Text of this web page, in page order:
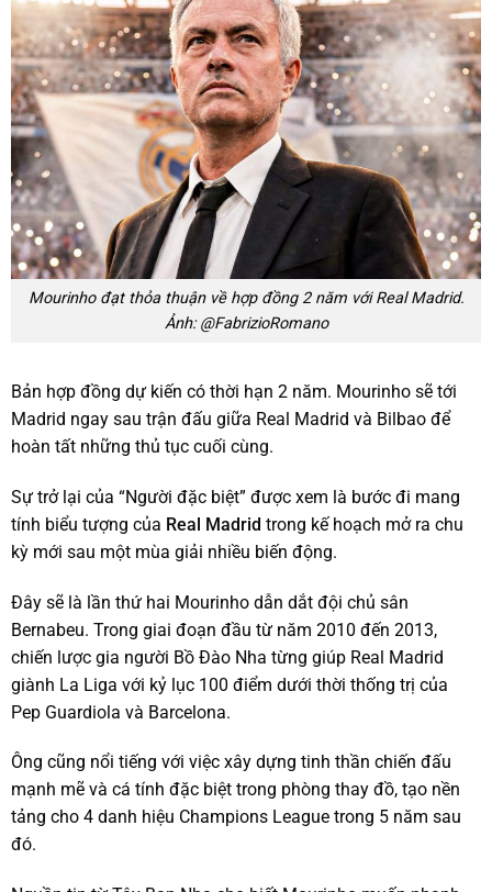
Mourinho đạt thỏa thuận về hợp đồng 2 năm với Real Madrid.
Ảnh: @FabrizioRomano
Bản hợp đồng dự kiến có thời hạn 2 năm. Mourinho sẽ tới
Madrid ngay sau trận đấu giữa Real Madrid và Bilbao để
hoàn tất những thủ tục cuối cùng.
Sự trở lại của “Người đặc biệt” được xem là bước đi mang
tính biểu tượng của Real Madrid trong kế hoạch mở ra chu
kỳ mới sau một mùa giải nhiều biến động.
Đây sẽ là lần thứ hai Mourinho dẫn dắt đội chủ sân
Bernabeu. Trong giai đoạn đầu từ năm 2010 đến 2013,
chiến lược gia người Bồ Đào Nha từng giúp Real Madrid
giành La Liga với kỷ lục 100 điểm dưới thời thống trị của
Pep Guardiola và Barcelona.
Ông cũng nổi tiếng với việc xây dựng tinh thần chiến đấu
mạnh mẽ và cá tính đặc biệt trong phòng thay đồ, tạo nền
tảng cho 4 danh hiệu Champions League trong 5 năm sau
đó.